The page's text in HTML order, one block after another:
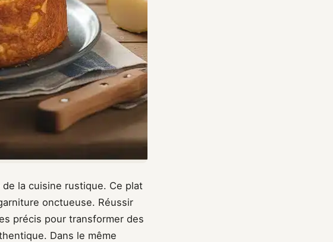
la cuisine rustique. Ce plat
onctueuse. Réussir
précis pour transformer des
Dans le même